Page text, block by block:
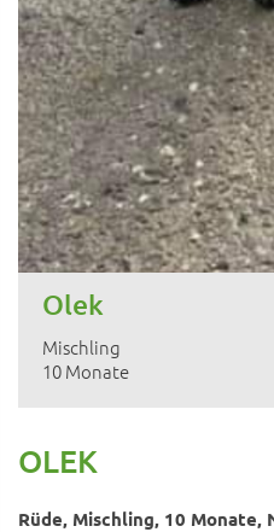
Olek
Mischling
10 Monate
OLEK
Rüde, Mischling, 10